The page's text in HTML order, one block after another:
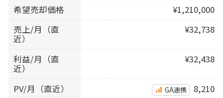
希望売却価格
¥1,210,000
売上/月（直
近）
¥32,738
利益/月（直
近）
¥32,438
PV/月（直近） GA連携 8,210